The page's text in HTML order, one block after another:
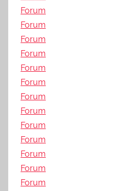
Forum
Forum
Forum
Forum
Forum
Forum
Forum
Forum
Forum
Forum
Forum
Forum
Forum